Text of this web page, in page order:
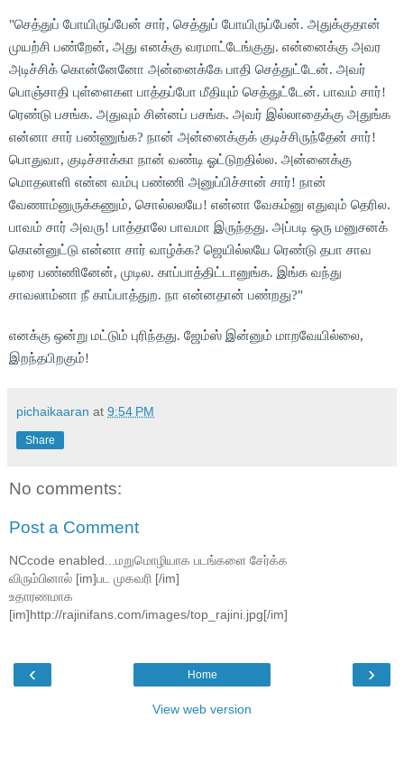
"செத்துப் போயிருப்பேன் சார், செத்துப் போயிருப்பேன். அதுக்குதான்
முயற்சி பண்றேன், அது எனக்கு வரமாட்டேங்குது. என்னைக்கு அவர
அடிச்சிக் கொன்னேனோ அன்னைக்கே பாதி செத்துட்டேன். அவர்
பொஞ்சாதி புள்ளைகள பாத்தப்போ மீதியும் செத்துட்டேன். பாவம் சார்!
ரெண்டு பசங்க. அதுவும் சின்னப் பசங்க. அவர் இல்லாதைக்கு அதுங்க
என்னா சார் பண்ணுங்க? நான் அன்னைக்குக் குடிச்சிருந்தேன் சார்!
பொதுவா, குடிச்சாக்கா நான் வண்டி ஓட்டுறதில்ல. அன்னைக்கு
மொதலாளி என்ன வம்பு பண்ணி அனுப்பிச்சான் சார்! நான்
வேணாம்னுருக்கணும், சொல்லலயே! என்னா வேகம்னு எதுவும் தெரில.
பாவம் சார் அவரு! பாத்தாலே பாவமா இருந்தது. அப்படி ஒரு மனுசனக்
கொன்னுட்டு என்னா சார் வாழ்க்க? ஜெயில்லயே ரெண்டு தபா சாவ
டிரை பண்ணினேன், முடில. காப்பாத்திட்டானுங்க. இங்க வந்து
சாவலாம்னா நீ காப்பாத்துற. நா என்னதான் பண்றது?"
எனக்கு ஒன்று மட்டும் புரிந்தது. ஜேம்ஸ் இன்னும் மாறவேயில்லை,
இறந்தபிறகும்!
pichaikaaran at 9:54 PM
Share
No comments:
Post a Comment
NCcode enabled...மறுமொழியாக படங்களை சேர்க்க
விரும்பினால் [im]பட முகவரி [/im]
உதாரணமாக
[im]http://rajinifans.com/images/top_rajini.jpg[/im]
‹ ›
Home
View web version